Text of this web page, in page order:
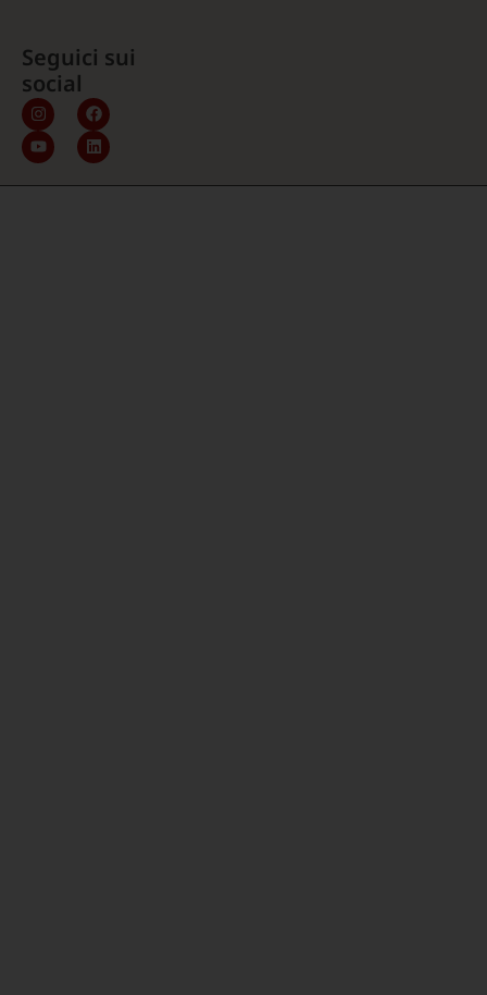
Seguici sui
social